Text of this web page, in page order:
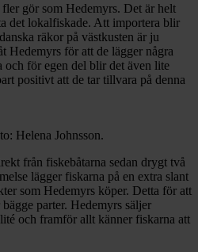
gör som Hedemyrs. Det är helt
det lokalfiskade. Att importera blir
räkor på västkusten är ju
Hedemyrs för att de lägger några
för egen del blir det även lite
positivt att de tar tillvara på denna
Helena Johnsson.
från fiskebåtarna sedan drygt två
lägger fiskarna på en extra slant
som Hedemyrs köper. Detta för att
parter. Hedemyrs säljer
och framför allt känner fiskarna att